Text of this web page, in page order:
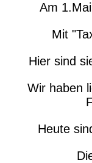
Am
Mit
Hier sind
Wir haben
Heute